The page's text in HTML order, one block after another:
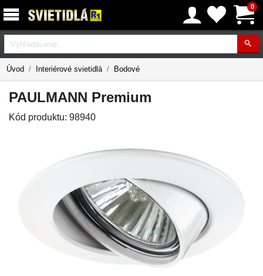
0
Vyhľadávanie
Úvod Interiérové svietidlá Bodové
PAULMANN Premium
Kód produktu: 98940